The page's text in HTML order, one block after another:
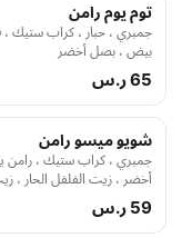
توم يوم رامن
جمبري ، حبار ، كراب ستيك
بيض ، بصل أخضر
65 ر.س
شويو ميسو رامن
جمبري ، كراب ستيك ، رامن
أخضر ، زيت الفلفل الحار ،
59 ر.س